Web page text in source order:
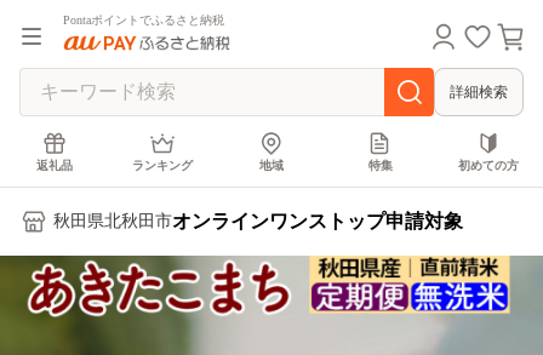
Pontaポイントでふるさと納税
詳細検索
返礼品 ランキング 地域 特集 初めての方
秋田県北秋田市オンラインワンストップ申請対象